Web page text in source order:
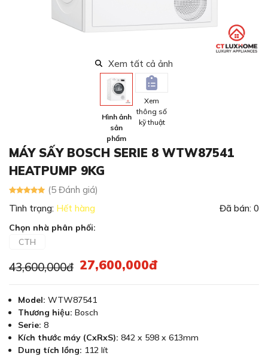
Xem tất cả ảnh
Hình ảnh
sản
phẩm
Xem
thông số
kỹ thuật
MÁY SẤY BOSCH SERIE 8 WTW87541
HEATPUMP 9KG
(5 Đánh giá)
Tình trạng: Hết hàng Đã bán: 0
Chọn nhà phân phối:
CTH
43,600,000đ 27,600,000đ
Model: WTW87541
Thương hiệu: Bosch
Serie: 8
Kích thước máy (CxRxS): 842 x 598 x 613mm
Dung tích lồng: 112 lít